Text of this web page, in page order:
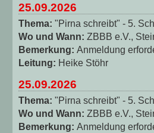
25.09.2026
Thema: "Pirna schreibt" - 5.
Wo und Wann: ZBBB e.V.,
Bemerkung: Anmeldung
Leitung: Heike Stöhr
25.09.2026
Thema: "Pirna schreibt" - 5.
Wo und Wann: ZBBB e.V.,
Bemerkung: Anmeldung